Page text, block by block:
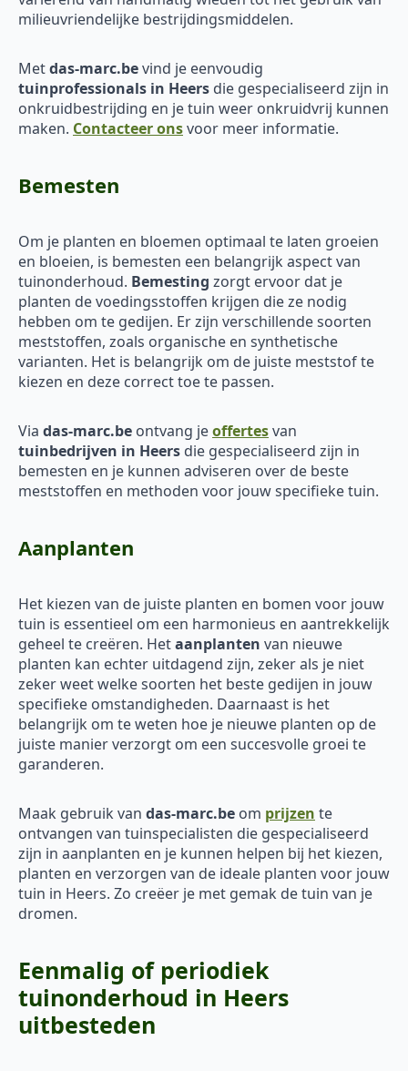
milieuvriendelijke bestrijdingsmiddelen.
Metdas-marc.bevind je eenvoudig
tuinprofessionals in Heers die gespecialiseerd zijn in
onkruidbestrijding en je tuin weer onkruidvrij kunnen
maken. Contacteer onsvoor meer informatie.
Bemesten
Om je planten en bloemen optimaal te laten groeien
en bloeien, is bemesten een belangrijk aspect van
tuinonderhoud. Bemesting zorgt ervoor dat je
planten de voedingsstoffen krijgen die ze nodig
hebben om te gedijen. Er zijn verschillende soorten
meststoffen, zoals organische en synthetische
varianten. Het is belangrijk om de juiste meststof te
kiezen en deze correct toe te passen.
Via das-marc.be ontvang jeoffertesvan
tuinbedrijven in Heers die gespecialiseerd zijn in
bemesten en je kunnen adviseren over de beste
meststoffen en methoden voor jouw specifieke tuin.
Aanplanten
Het kiezen van de juiste planten en bomen voor jouw
tuin is essentieel om een harmonieus en aantrekkelijk
geheel te creëren. Hetaanplanten van nieuwe
planten kan echter uitdagend zijn, zeker als je niet
zeker weet welke soorten het beste gedijen in jouw
specifieke omstandigheden. Daarnaast is het
belangrijk om te weten hoe je nieuwe planten op de
juiste manier verzorgt om een succesvolle groei te
garanderen.
Maak gebruik van das-marc.be om prijzen te
ontvangen van tuinspecialisten die gespecialiseerd
zijn in aanplanten en je kunnen helpen bij het kiezen,
planten en verzorgen van de ideale planten voor jouw
tuin in Heers. Zo creëer je met gemak de tuin van je
dromen.
Eenmalig of periodiek
tuinonderhoud in Heers
uitbesteden